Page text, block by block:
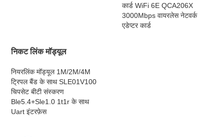
कार्ड WiFi 6E QCA206X
3000Mbps वायरलेस नेटवर्क
एडेप्टर कार्ड
निकट लिंक मॉड्यूल
नियरलिंक मॉड्यूल 1M/2M/4M
ट्रिपल बैंड के साथ SLE01V100
चिपसेट बीटी संस्करण
Ble5.4+Sle1.0 1t1r के साथ
Uart इंटरफ़ेस